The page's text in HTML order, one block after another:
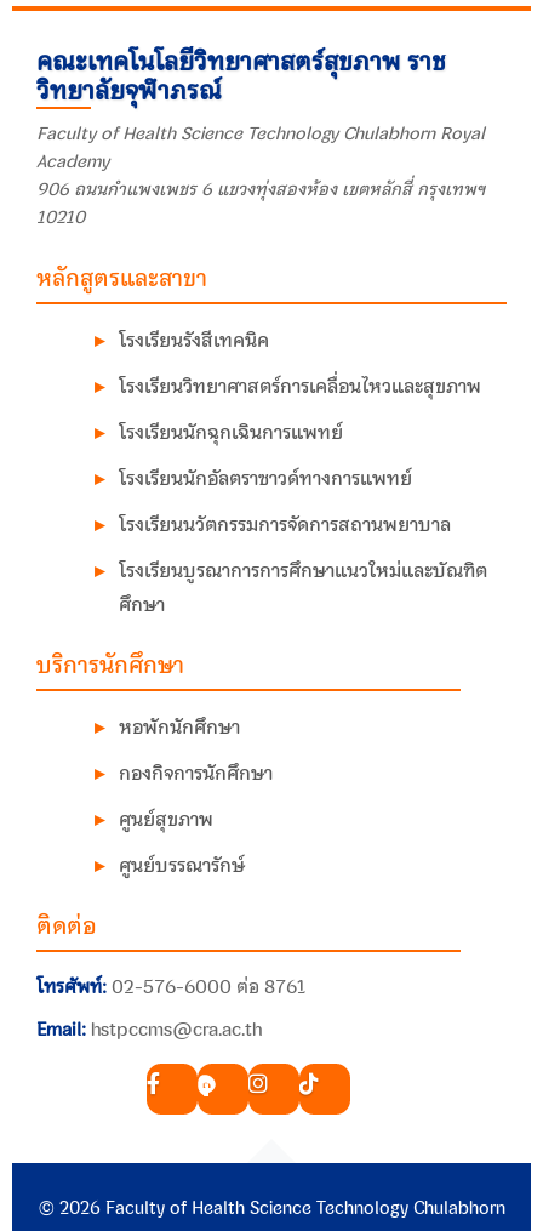
คณะเทคโนโลยีวิทยาศาสตร์สุขภาพ ราช
วิทยาลัยจุฬาภรณ์
Faculty of Health Science Technology Chulabhorn Royal
Academy
906 ถนนกำแพงเพชร 6 แขวงทุ่งสองห้อง เขตหลักสี่ กรุงเทพฯ
10210
หลักสูตรและสาขา
โรงเรียนรังสีเทคนิค
โรงเรียนวิทยาศาสตร์การเคลื่อนไหวและสุขภาพ
โรงเรียนนักฉุกเฉินการแพทย์
โรงเรียนนักอัลตราซาวด์ทางการแพทย์
โรงเรียนนวัตกรรมการจัดการสถานพยาบาล
โรงเรียนบูรณาการการศึกษาแนวใหม่และบัณฑิต
ศึกษา
บริการนักศึกษา
หอพักนักศึกษา
กองกิจการนักศึกษา
ศูนย์สุขภาพ
ศูนย์บรรณารักษ์
ติดต่อ
โทรศัพท์:02-576-6000 ต่อ 8761
Email: hstpccms@cra.ac.th
© 2026 Faculty of Health Science Technology Chulabhorn